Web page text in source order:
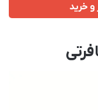
و خرید